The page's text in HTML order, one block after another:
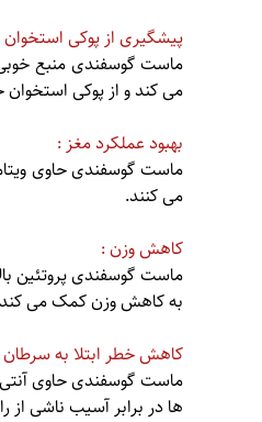
پیشگیری از پوکی استخوان
ماست گوسفندی منبع
می کند و از پوکی
بهبود عملکرد مغز :
می کنند.
کاهش وزن :
ماست گوسفندی پروتئین
به کاهش وزن کمک می
کاهش خطر ابتلا به
ماست گوسفندی حاوی
ها در برابر آسیب ناشی از